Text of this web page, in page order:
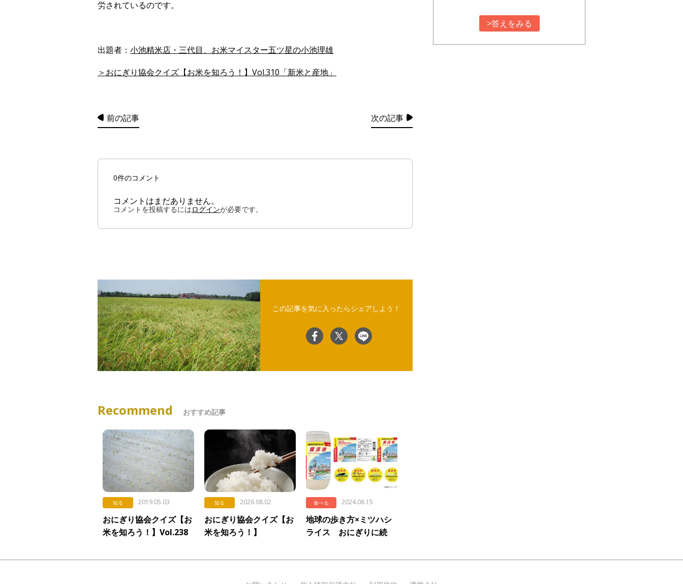
労されているのです。
出題者： 小池精米店・三代目、お米マイスター五ツ星の小池理雄
＞おにぎり協会クイズ【お米を知ろう！】Vol.310「新米と産地」
前の記事 次の記事
0件のコメント
コメントはまだありません。
コメントを投稿するにはログインが必要です。
この記事を気に入ったらシェアしよう！
Recommend おすすめ記事
知る 2019.05.03
おにぎり協会クイズ【お
米を知ろう！】Vol.238
知る 2026.08.02
おにぎり協会クイズ【お
米を知ろう！】
飯」
食べる 2024.08.15
地球の歩き方×ミツハシ
ライス おにぎりに続
浜のお米「横浜市産はる
>答えをみる